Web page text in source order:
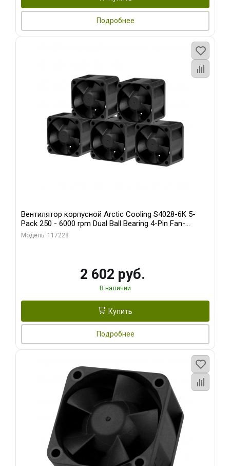
Подробнее
Вентилятор корпусной Arctic Cooling S4028-6K 5-
Pack 250 - 6000 rpm Dual Ball Bearing 4-Pin Fan-
Connector (ACFAN00273A)
Модель: 117228
2 602 руб.
В наличии
Купить
Подробнее